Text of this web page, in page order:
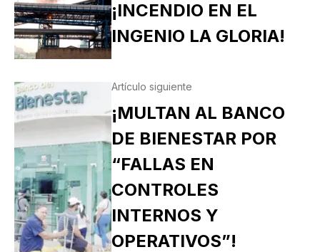
¡INCENDIO EN EL
INGENIO LA GLORIA!
Artículo siguiente
¡MULTAN AL BANCO
DE BIENESTAR POR
“FALLAS EN
CONTROLES
INTERNOS Y
OPERATIVOS”!